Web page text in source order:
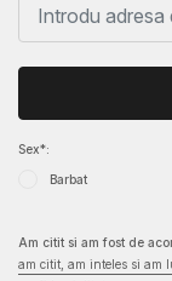
Sex*:
Barbat
Am citit si am fost de
am citit, am inteles si am